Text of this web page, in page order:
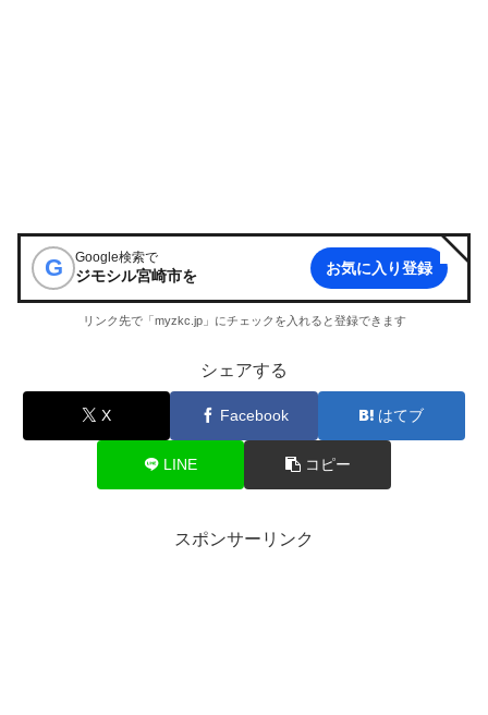
G Google検索で
ジモシル宮崎市を お気に入り登録
リンク先で「myzkc.jp」にチェックを入れると登録できます
シェアする
X Facebook はてブ
LINE コピー
スポンサーリンク